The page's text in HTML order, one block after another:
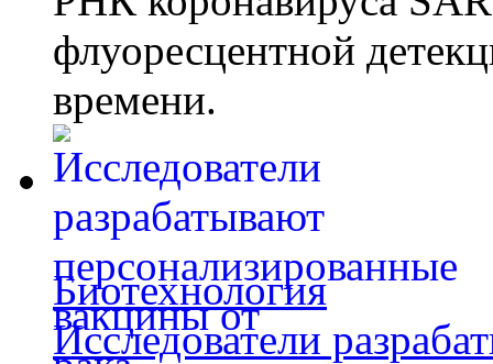
флуоресцентной
времени.
Биотехнология
Исследователи